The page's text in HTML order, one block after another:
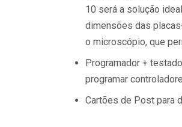
10 será a solução
dimensões das
o microscópio, que
Programador +
programar
Cartões de Post para